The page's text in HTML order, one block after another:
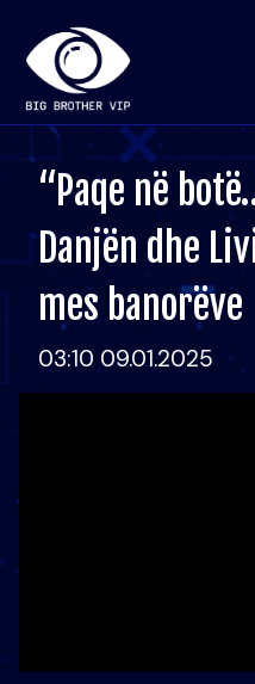
“Paqe në
Danjën dhe
mes banorëve
03:10 09.01.2025